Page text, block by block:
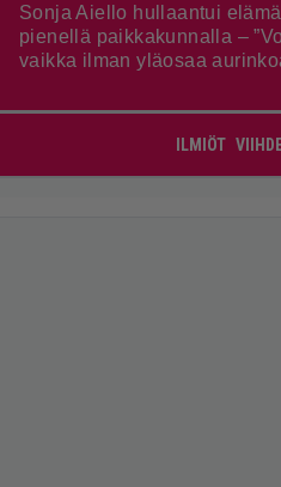
Sonja Aiello hullaantui
pienellä paikkakunnalla –
vaikka ilman yläosaa
ILMIÖT